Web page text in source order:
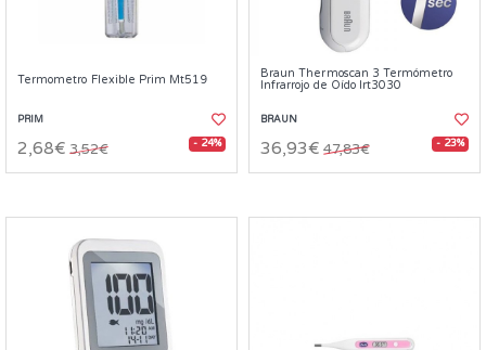
Termometro Flexible Prim Mt519
PRIM
2,68€ 3,52€ - 24%
Braun Thermoscan 3 Termómetro
Infrarrojo de Oído Irt3030
BRAUN
36,93€ 47,83€ - 23%